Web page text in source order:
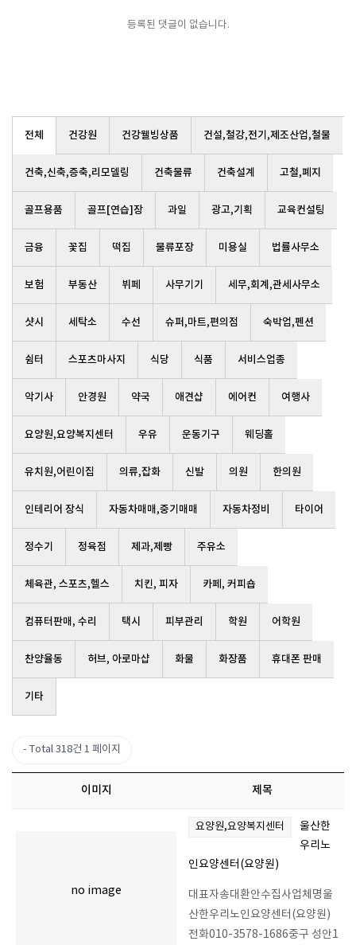
등록된 댓글이 없습니다.
전체 건강원 건강웰빙상품 건설,철강,전기,제조산업,철물
건축,신축,증축,리모델링 건축물류 건축설계 고철,폐지
골프용품 골프[연습]장 과일 광고,기획 교육컨설팅
금융 꽃집 떡집 물류포장 미용실 법률사무소
보험 부동산 뷔페 사무기기 세무,회계,관세사무소
샷시 세탁소 수선 슈퍼,마트,편의점 숙박업,펜션
쉼터 스포츠마사지 식당 식품 서비스업종
악기사 안경원 약국 애견샵 에어컨 여행사
요양원,요양복지센터 우유 운동기구 웨딩홀
유치원,어린이집 의류,잡화 신발 의원 한의원
인테리어 장식 자동차매매,중기매매 자동차정비 타이어
정수기 정육점 제과,제빵 주유소
체육관, 스포츠,헬스 치킨, 피자 카페, 커피숍
컴퓨터판매, 수리 택시 피부관리 학원 어학원
찬양율동 허브, 아로마샵 화물 화장품 휴대폰 판매
기타
Total 318건 1 페이지
이미지 제목
no image
요양원,요양복지센터
울산한
우리노
인요양센터(요양원)
대표자송대환안수집사업체명울
산한우리노인요양센터(요양원)
전화010-3578-1686중구 성안1